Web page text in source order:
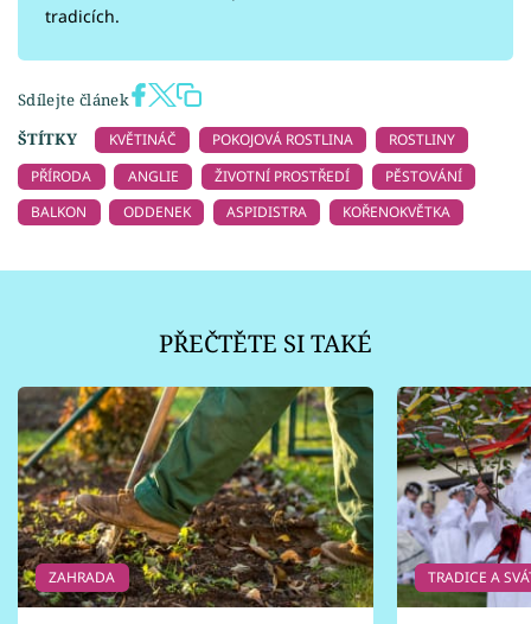
tradicích.
Sdílejte článek
ŠTÍTKY
KVĚTINÁČ POKOJOVÁ ROSTLINA
ROSTLINY
PŘÍRODA
ANGLIE ŽIVOTNÍ PROSTŘEDÍ
PĚSTOVÁNÍ
BALKON
ODDENEK ASPIDISTRA KOŘENOKVĚTKA
PŘEČTĚTE SI TAKÉ
ZAHRADA TRADICE A